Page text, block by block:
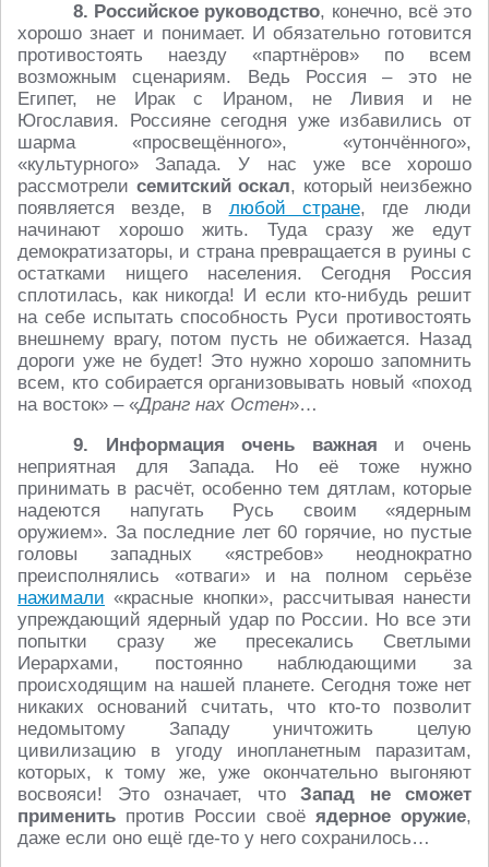
8. Российское руководство, конечно, всё это
хорошо знает и понимает. И обязательно готовится
противостоять наезду «партнёров» по всем
возможным сценариям. Ведь Россия – это не
Египет, не Ирак с Ираном, не Ливия и не
Югославия. Россияне сегодня уже избавились от
шарма «просвещённого», «утончённого»,
«культурного» Запада. У нас уже все хорошо
рассмотрели семитский оскал, который неизбежно
появляется везде, в любой стране, где люди
начинают хорошо жить. Туда сразу же едут
демократизаторы, и страна превращается в руины с
остатками нищего населения. Сегодня Россия
сплотилась, как никогда! И если кто-нибудь решит
на себе испытать способность Руси противостоять
внешнему врагу, потом пусть не обижается. Назад
дороги уже не будет! Это нужно хорошо запомнить
всем, кто собирается организовывать новый «поход
на восток» – «Дранг нах Остен»…
9.
Информация очень важная и очень
неприятная для Запада. Но её тоже нужно
принимать в расчёт, особенно тем дятлам, которые
надеются напугать Русь своим «ядерным
оружием». За последние лет 60 горячие, но пустые
головы западных «ястребов» неоднократно
преисполнялись «отваги» и на полном серьёзе
нажимали «красные кнопки», рассчитывая нанести
упреждающий ядерный удар по России. Но все эти
попытки сразу же пресекались Светлыми
Иерархами, постоянно наблюдающими за
происходящим на нашей планете. Сегодня тоже нет
никаких оснований считать, что кто-то позволит
недомытому Западу уничтожить целую
цивилизацию в угоду инопланетным паразитам,
которых, к тому же, уже окончательно выгоняют
восвояси! Это означает, что Запад не сможет
применить против России своё ядерное оружие,
даже если оно ещё где-то у него сохранилось…